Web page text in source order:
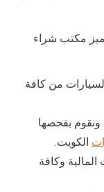
مكتب شراء
من كافة
بفحصها
الكويت.
وكافة